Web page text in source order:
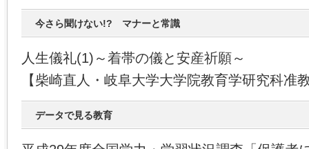
今さら聞けない!? マナーと常識
人生儀礼(1)～着帯の儀と安産祈願～
【柴崎直人・岐阜大学大学院教育学研究科准
データで見る教育